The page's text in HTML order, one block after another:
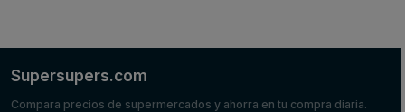
Supersupers.com
Compara precios de supermercados y ahorra en tu compra diaria.